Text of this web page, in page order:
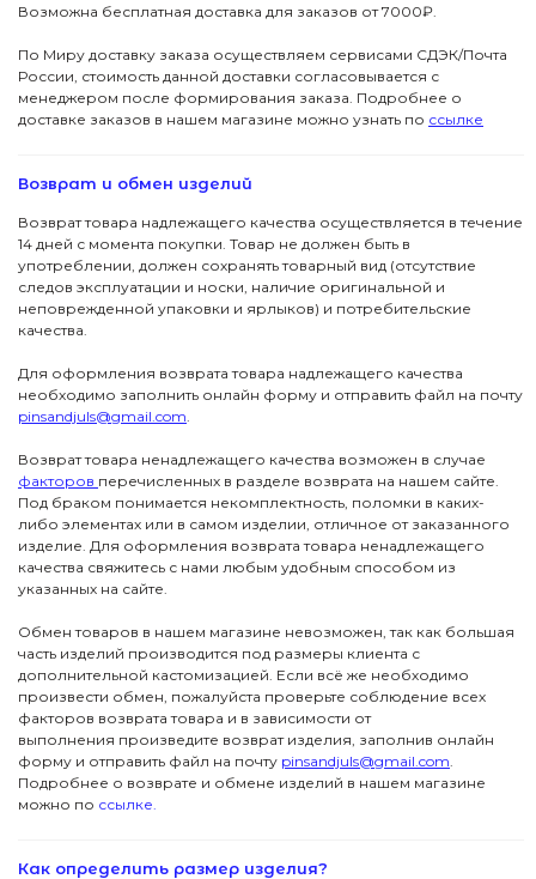
Возможна бесплатная доставка для заказов от 7000₽.
По Миру доставку заказа осуществляем сервисами СДЭК/Почта
России, стоимость данной доставки согласовывается с
менеджером после формирования заказа. Подробнее о
доставке заказов в нашем магазине можно узнать по ссылке
Возврат и обмен изделий
Возврат товара надлежащего качества осуществляется в течение
14 дней с момента покупки. Товар не должен быть в
употреблении, должен сохранять товарный вид (отсутствие
следов эксплуатации и носки, наличие оригинальной и
неповрежденной упаковки и ярлыков) и потребительские
качества.
Для оформления возврата товара надлежащего качества
необходимо заполнить онлайн форму и отправить файл на почту
pinsandjuls@gmail.com.
Возврат товара ненадлежащего качества возможен в случае
факторов перечисленных в разделе возврата на нашем сайте.
Под браком понимается некомплектность, поломки в каких-
либо элементах или в самом изделии, отличное от заказанного
изделие. Для оформления возврата товара ненадлежащего
качества свяжитесь с нами любым удобным способом из
указанных на сайте.
Обмен товаров в нашем магазине невозможен, так как большая
часть изделий производится под размеры клиента с
дополнительной кастомизацией. Если всё же необходимо
произвести обмен, пожалуйста проверьте соблюдение всех
факторов возврата товара и в зависимости от
выполнения произведите возврат изделия, заполнив онлайн
форму и отправить файл на почту pinsandjuls@gmail.com.
Подробнее о возврате и обмене изделий в нашем магазине
можно по ссылке.
Как определить размер изделия?
ПОДПИСКА
новинкам и стильные подборки